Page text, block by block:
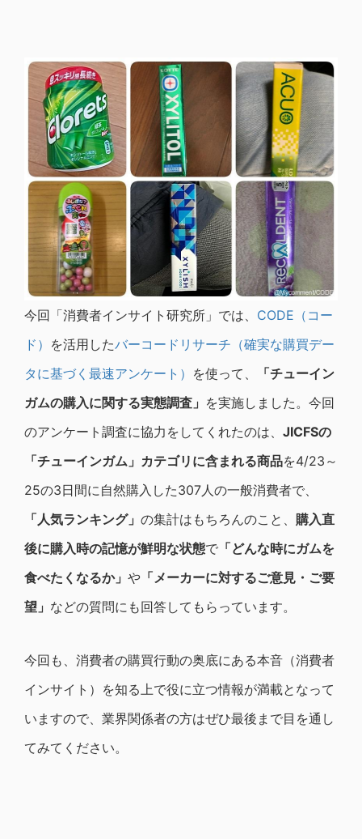
今回「消費者インサイト研究所」では、 CODE（コー
ド） を活用したバーコードリサーチ（確実な購買デー
タに基づく最速アンケート） を使って、
「チューイン
ガムの購入に関する実態調査」 を実施しました。今回
のアンケート調査に協力をしてくれたのは、 JICFSの
「チューインガム」カテゴリに含まれる商品を4/23～
25の3日間に自然購入した307人の一般消費者で、
「人気ランキング」 の集計はもちろんのこと、 購入直
後に購入時の記憶が鮮明な状態で 「どんな時にガムを
食べたくなるか」 や 「メーカーに対するご意見・ご要
望」 などの質問にも回答してもらっています。
今回も、消費者の購買行動の奥底にある本音（消費者
インサイト）を知る上で役に立つ情報が満載となって
いますので、業界関係者の方はぜひ最後まで目を通し
てみてください。